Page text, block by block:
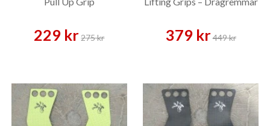
229 kr 275 kr 379 kr449 kr